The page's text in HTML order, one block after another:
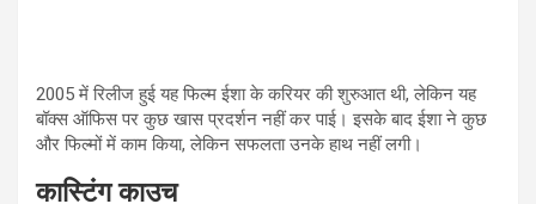
2005 में रिलीज हुई यह फिल्म ईशा के करियर की शुरुआत थी, लेकिन यह
बॉक्स ऑफिस पर कुछ खास प्रदर्शन नहीं कर पाई। इसके बाद ईशा ने कुछ
और फिल्मों में काम किया, लेकिन सफलता उनके हाथ नहीं लगी।
कास्टिंग काउच